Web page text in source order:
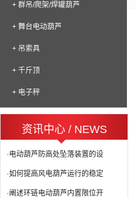
+ 群吊/爬架/焊罐葫芦
+ 舞台电动葫芦
+ 吊索具
+ 千斤顶
+ 电子秤
资讯中心 / NEWS
·电动葫芦防高处坠落装置的设
·如何提高风电葫芦运行的稳定
·阐述环链电动葫芦内置限位开